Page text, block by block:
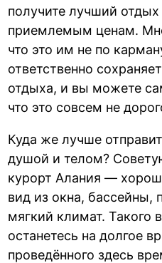
получите лучший
приемлемым ценам.
что это им не по
ответственно
отдыха, и вы можете
что это совсем не
Куда же лучше
душой и телом?
курорт Алания —
вид из окна, бассейны,
мягкий климат. Такого
останетесь на долгое
проведённого здесь